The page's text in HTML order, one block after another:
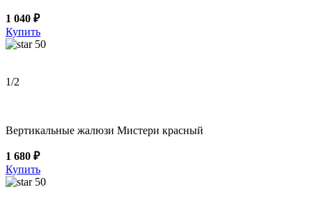
1 040 ₽
Купить
50
1/2
Вертикальные жалюзи Мистери красный
1 680 ₽
Купить
50